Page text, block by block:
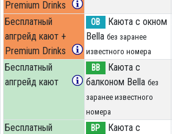
Premium Drinks
Бесплатный
апгрейд кают +
Premium Drinks
OB
Каюта с окном
Bella без заранее
известного номера
Бесплатный
апгрейд кают
BB
Каюта с
балконом Bella без
заранее известного
номера
Бесплатный
BP
Каюта с